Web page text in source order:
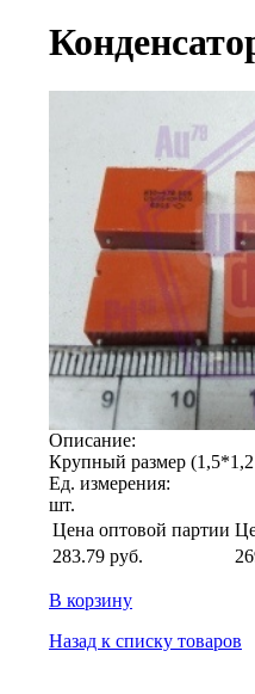
Описание:
Крупный размер
Ед. измерения:
шт.
Цена оптовой партии
283.79 руб.
В корзину
Назад к списку товаров